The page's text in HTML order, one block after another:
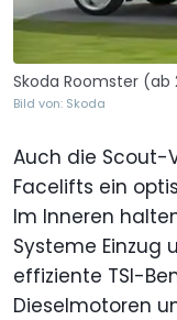
Skoda Roomster (ab
Bild von: Skoda
Auch die Scout-
Facelifts ein
Im Inneren
Systeme
effiziente TSI-
Dieselmotoren